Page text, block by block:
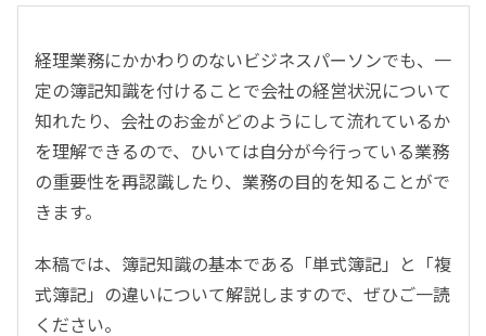
CRM／営業支援／Eコマース
DX（2025年の崖）／クラウドコンピューティング
データ分析／BI
ガバナンス／リスク管理
BPR／業務改善
経理業務にかかわりのないビジネスパーソンでも、一
定の簿記知識を付けることで会社の経営状況について
知れたり、会社のお金がどのようにして流れているか
を理解できるので、ひいては自分が今行っている業務
の重要性を再認識したり、業務の目的を知ることがで
きます。
本稿では、簿記知識の基本である「単式簿記」と「複
式簿記」の違いについて解説しますので、ぜひご一読
ください。